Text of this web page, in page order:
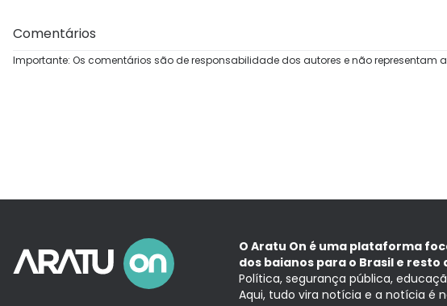
Comentários
Importante: Os comentários são de responsabilidade dos autores e não representam
O Aratu On é uma plataforma
dos baianos para o Brasil e resto
Política, segurança pública,
Aqui, tudo vira notícia e a notícia é